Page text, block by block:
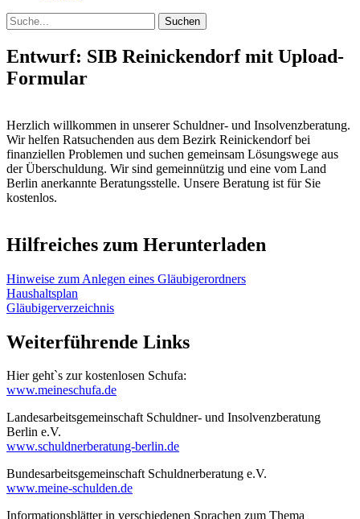
Suche
Entwurf: SIB Reinickendorf mit Upload-
Formular
Herzlich willkommen in unserer Schuldner- und Insolvenzberatung.
Wir helfen Ratsuchenden aus dem Bezirk Reinickendorf bei
finanziellen Problemen und suchen gemeinsam Lösungswege aus
der Überschuldung. Wir sind gemeinnützig und eine vom Land
Berlin anerkannte Beratungsstelle. Unsere Beratung ist für Sie
kostenlos.
Hilfreiches zum Herunterladen
Hinweise zum Anlegen eines Gläubigerordners
Haushaltsplan
Gläubigerverzeichnis
Weiterführende Links
Hier geht`s zur kostenlosen Schufa:
www.meineschufa.de
Landes­arbeits­gemein­schaft Schuldner- und Insol­venz­beratung
Berlin e.V.
www.schuldnerberatung-berlin.de
Bundesarbeitsgemeinschaft Schuldnerberatung e.V.
www.meine-schulden.de
Informationsblätter in verschiedenen Sprachen zum Thema